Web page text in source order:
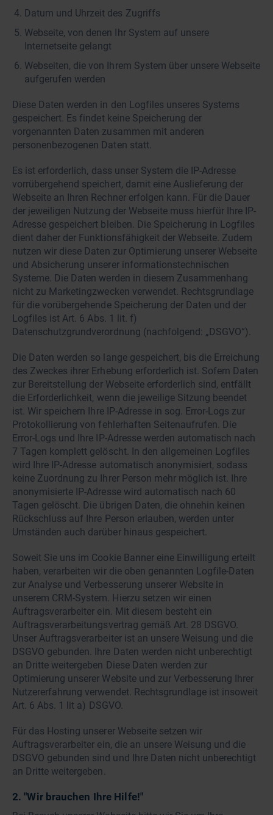
Datum und Uhrzeit des Zugriffs
Webseite, von denen Ihr System auf unsere
Internetseite gelangt
Webseiten, die von Ihrem System über unsere Webseite
aufgerufen werden
Diese Daten werden in den Logfiles unseres Systems
gespeichert. Es findet keine Speicherung der
vorgenannten Daten zusammen mit anderen
personenbezogenen Daten statt.
Es ist erforderlich, dass unser System die IP-Adresse
vorrübergehend speichert, damit eine Auslieferung der
Webseite an Ihren Rechner erfolgen kann. Für die Dauer
der jeweiligen Nutzung der Webseite muss hierfür Ihre IP-
Adresse gespeichert bleiben. Die Speicherung in Logfiles
dient daher der Funktionsfähigkeit der Webseite. Zudem
nutzen wir diese Daten zur Optimierung unserer Webseite
und Absicherung unserer informationstechnischen
Systeme. Die Daten werden in diesem Zusammenhang
nicht zu Marketingzwecken verwendet. Rechtsgrundlage
für die vorübergehende Speicherung der Daten und der
Logfiles ist Art. 6 Abs. 1 lit. f)
Datenschutzgrundverordnung (nachfolgend: „DSGVO“).
Die Daten werden so lange gespeichert, bis die Erreichung
des Zweckes ihrer Erhebung erforderlich ist. Sofern Daten
zur Bereitstellung der Webseite erforderlich sind, entfällt
die Erforderlichkeit, wenn die jeweilige Sitzung beendet
ist. Wir speichern Ihre IP-Adresse in sog. Error-Logs zur
Protokollierung von fehlerhaften Seitenaufrufen. Die
Error-Logs und Ihre IP-Adresse werden automatisch nach
7 Tagen komplett gelöscht. In den allgemeinen Logfiles
wird Ihre IP-Adresse automatisch anonymisiert, sodass
keine Zuordnung zu Ihrer Person mehr möglich ist. Ihre
anonymisierte IP-Adresse wird automatisch nach 60
Tagen gelöscht. Die übrigen Daten, die ohnehin keinen
Rückschluss auf Ihre Person erlauben, werden unter
Umständen auch darüber hinaus gespeichert.
Soweit Sie uns im Cookie Banner eine Einwilligung erteilt
haben, verarbeiten wir die oben genannten Logfile-Daten
zur Analyse und Verbesserung unserer Website in
unserem CRM-System. Hierzu setzen wir einen
Auftragsverarbeiter ein. Mit diesem besteht ein
Auftragsverarbeitungsvertrag gemäß Art. 28 DSGVO.
Unser Auftragsverarbeiter ist an unsere Weisung und die
DSGVO gebunden. Ihre Daten werden nicht unberechtigt
an Dritte weitergeben Diese Daten werden zur
Optimierung unserer Website und zur Verbesserung Ihrer
Nutzererfahrung verwendet. Rechtsgrundlage ist insoweit
Art. 6 Abs. 1 lit a) DSGVO.
Für das Hosting unserer Webseite setzen wir
Auftragsverarbeiter ein, die an unsere Weisung und die
DSGVO gebunden sind und Ihre Daten nicht unberechtigt
an Dritte weitergeben.
2. "Wir brauchen Ihre Hilfe!"